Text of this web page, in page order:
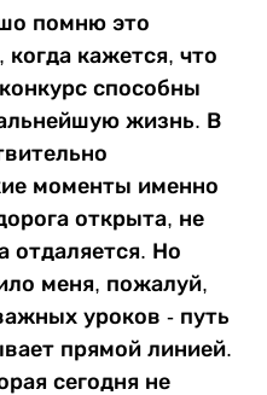
помню это
кажется, что
способны
жизнь. В
моменты именно
открыта, не
отдаляется. Но
меня, пожалуй,
уроков - путь
прямой линией.
сегодня не